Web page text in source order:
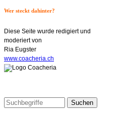
Wer steckt dahinter?
Diese Seite wurde redigiert und
moderiert von
Ria Eugster
www.coacheria.ch